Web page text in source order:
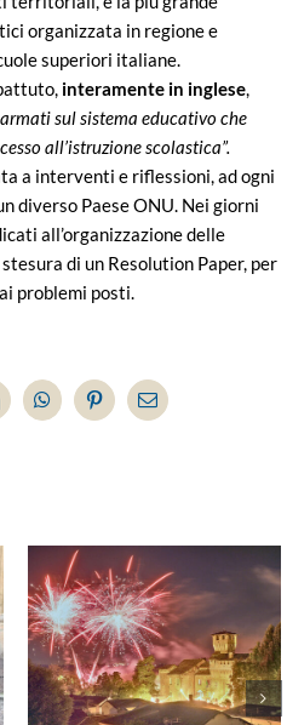
organizzata in regione e
superiori italiane.
interamente in inglese,
sul sistema educativo che
all’istruzione scolastica”.
a interventi e riflessioni, ad ogni
diverso Paese ONU. Nei giorni
all’organizzazione delle
di un Resolution Paper, per
problemi posti.
WhatsAppPinterestEmail